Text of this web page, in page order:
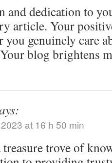
and dedication to
article. Your
you genuinely care
blog brightens
at 16 h 50 min
treasure trove of